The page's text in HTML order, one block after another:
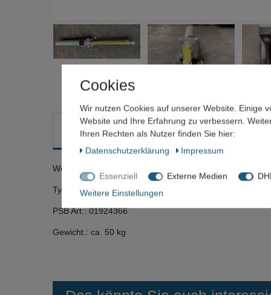
Beschreibung Technische Daten Weitere
Weforma - Schwerlastdämpfer, Dämpfungszylinder
Typ.: LDS-50-600-FV-N-5566
PSB Art.: 01924366
Gewicht.: ca. 50 kg
Cookies
Wir nutzen Cookies auf unserer Website. Einige
Website und Ihre Erfahrung zu verbessern.
Ihren Rechten als Nutzer finden Sie hier:
Daten­schutz­erklärung
Impressum
Essenziell Externe Medien
Weitere Einstellungen